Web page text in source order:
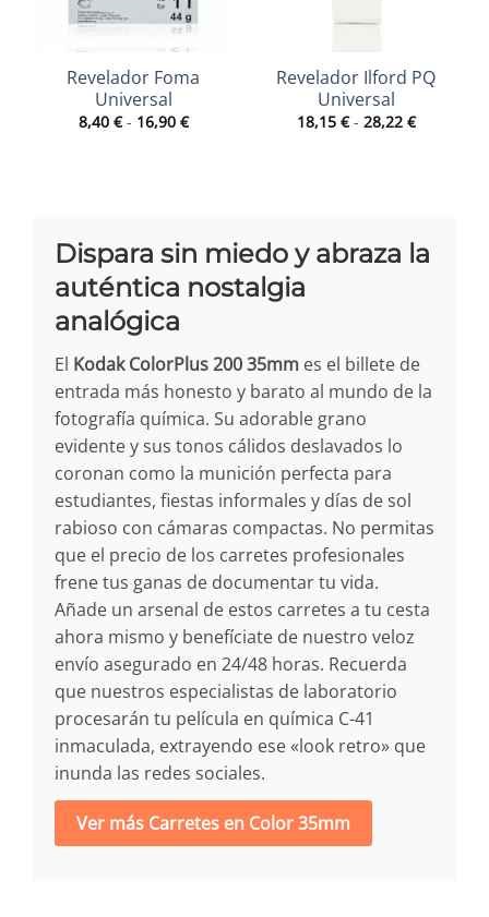
Revelador Foma
Universal
8,40 € - 16,90 €Rango
Revelador Ilford PQ
Universal
18,15 € - 28,22 €Rango
Dispara sin miedo y abraza la
auténtica nostalgia
analógica
El Kodak ColorPlus 200 35mm es el billete de
entrada más honesto y barato al mundo de la
fotografía química. Su adorable grano
evidente y sus tonos cálidos deslavados lo
coronan como la munición perfecta para
estudiantes, fiestas informales y días de sol
rabioso con cámaras compactas. No permitas
que el precio de los carretes profesionales
frene tus ganas de documentar tu vida.
Añade un arsenal de estos carretes a tu cesta
ahora mismo y benefíciate de nuestro veloz
envío asegurado en 24/48 horas. Recuerda
que nuestros especialistas de laboratorio
procesarán tu película en química C-41
inmaculada, extrayendo ese «look retro» que
inunda las redes sociales.
Ver más Carretes en Color 35mm